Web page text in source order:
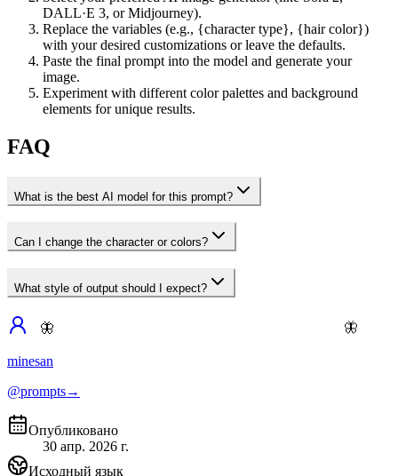
🦋 🦋
DALL·E 3, or Midjourney).
Replace the variables (e.g., {character type}, {hair color})
with your desired customizations or leave the defaults.
Paste the final prompt into the model and generate your
image.
Experiment with different color palettes and background
elements for unique results.
FAQ
What is the best AI model for this prompt?
Can I change the character or colors?
What style of output should I expect?
minesan
@prompts→
Опубликовано
30 апр. 2026 г.
Исходный язык